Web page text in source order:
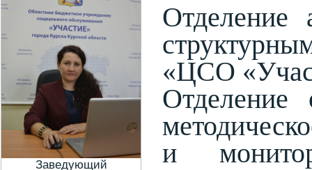
Заведующий
Отделение
«ЦСО
Отделение
и